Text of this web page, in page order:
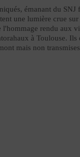
émanant du SNJ
une lumière crue
l'hommage rendu aux
à Toulouse. Ils
mais non